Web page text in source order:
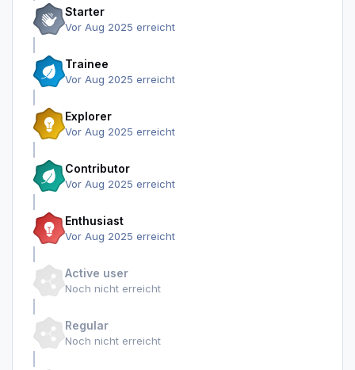
Starter
Vor Aug 2025 erreicht
Trainee
Vor Aug 2025 erreicht
Explorer
Vor Aug 2025 erreicht
Contributor
Vor Aug 2025 erreicht
Enthusiast
Vor Aug 2025 erreicht
Active user
Noch nicht erreicht
Regular
Noch nicht erreicht